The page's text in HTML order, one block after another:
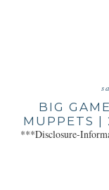
BIG
MUPPETS |
***Disclosure-